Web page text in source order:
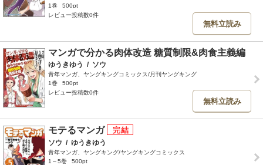
1巻
500pt
レビュー投稿数0件
無料立読み
マンガで分かる肉体改造 糖質制限&肉食主義編
ゆうきゆう / ソウ
青年マンガ、ヤングキングコミックス/月刊ヤングキング
1巻
500pt
レビュー投稿数0件
無料立読み
モテるマンガ
ソウ / ゆうきゆう
青年マンガ、ヤングキング/ヤングキングコミックス
1～5巻
500pt